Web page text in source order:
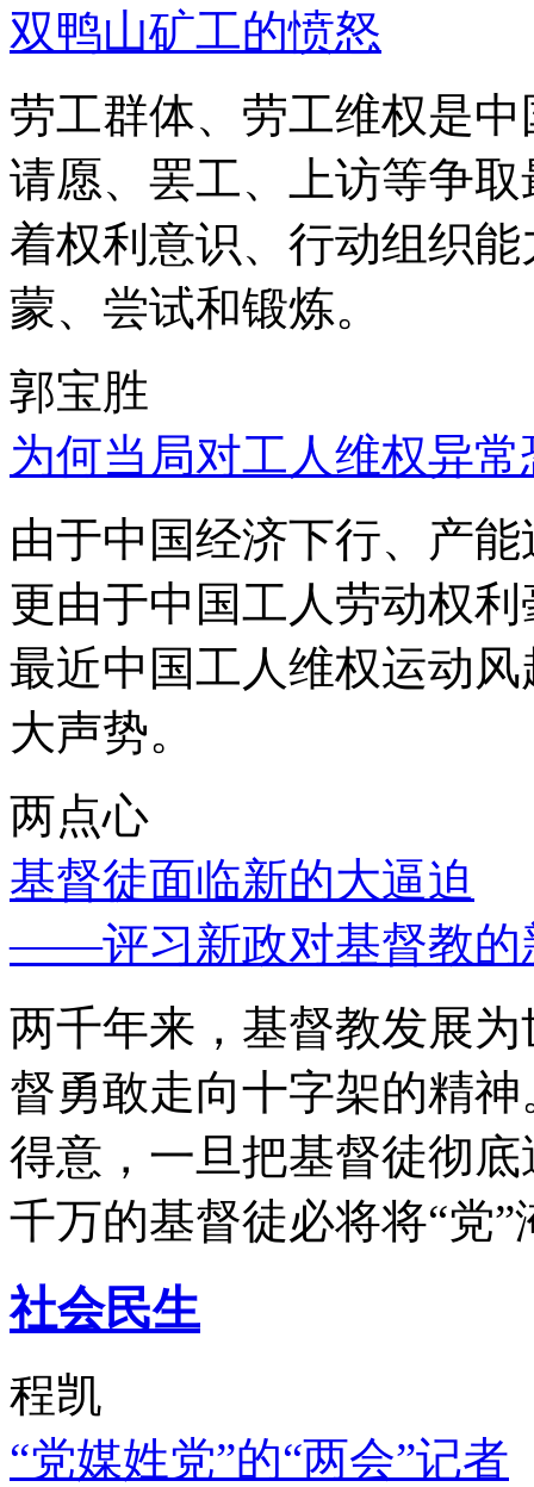
双鸭山矿工的愤怒
劳工群体、劳工维权是
请愿、罢工、上访等争
着权利意识、行动组织
蒙、尝试和锻炼。
郭宝胜
为何当局对工人维权异
由于中国经济下行、产
更由于中国工人劳动权
最近中国工人维权运动
大声势。
两点心
基督徒面临新的大逼迫
——评习新政对基督教的
两千年来，基督教发展
督勇敢走向十字架的精
得意，一旦把基督徒彻
千万的基督徒必将将“党”
社会民生
程凯
“党媒姓党”的“两会”记者